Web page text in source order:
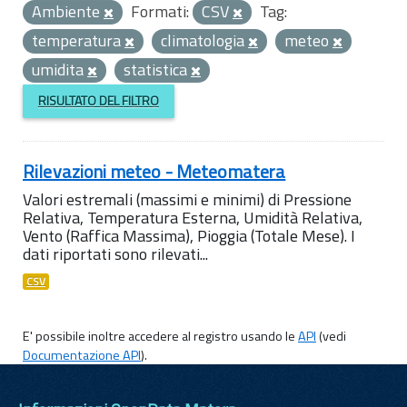
Ambiente
Formati: CSV
Tag:
temperatura
climatologia
meteo
umidita
statistica
RISULTATO DEL FILTRO
Rilevazioni meteo - Meteomatera
Valori estremali (massimi e minimi) di Pressione
Relativa, Temperatura Esterna, Umidità Relativa,
Vento (Raffica Massima), Pioggia (Totale Mese). I
dati riportati sono rilevati...
CSV
E' possibile inoltre accedere al registro usando leAPI(vedi
Documentazione API).